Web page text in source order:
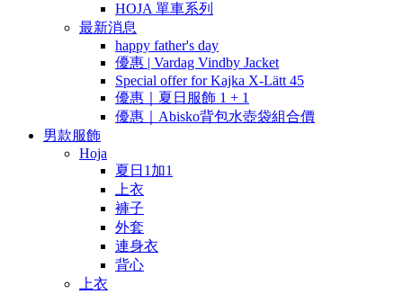
HOJA 單車系列
最新消息
happy father's day
優惠 | Vardag Vindby Jacket
Special offer for Kajka X-Lätt 45
優惠｜夏日服飾 1 + 1
優惠｜Abisko背包水壺袋組合價
男款服飾
Hoja
夏日1加1
上衣
褲子
外套
連身衣
背心
上衣